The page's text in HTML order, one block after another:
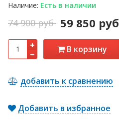
Наличие: Есть в наличии
74 900 руб 59 850 руб
В корзину
добавить к сравнению
Добавить в избранное